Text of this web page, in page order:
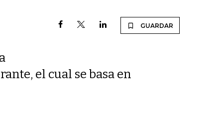
GUARDAR
el cual se basa en